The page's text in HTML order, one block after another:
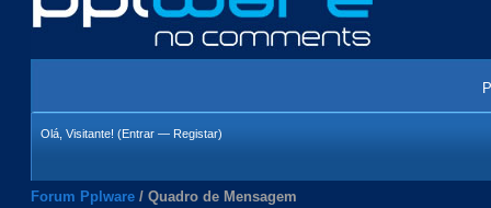
Olá, Visitante! (Entrar — Registar)
Forum Pplware / Quadro de Mensagem